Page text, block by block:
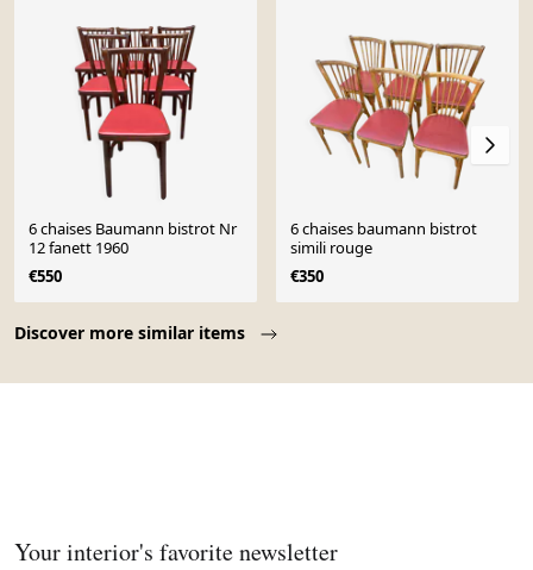
Discover more similar items
6 chaises Baumann bistrot Nr
12 fanett 1960
€550
6 chaises baumann bistrot
simili rouge
€350
Your interior's favorite newsletter